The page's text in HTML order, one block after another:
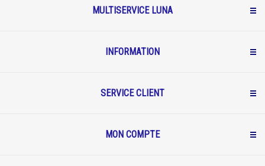
MULTISERVICE LUNA
INFORMATION
SERVICE CLIENT
MON COMPTE